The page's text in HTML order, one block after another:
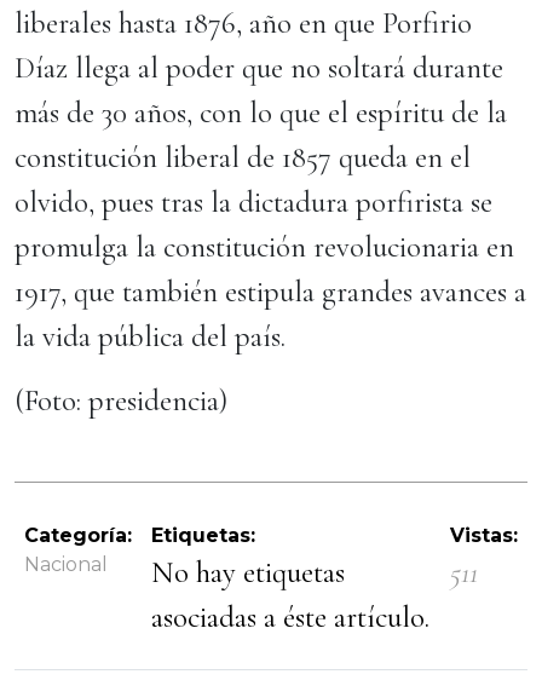
liberales hasta 1876, año en que Porfirio
Díaz llega al poder que no soltará durante
más de 30 años, con lo que el espíritu de la
constitución liberal de 1857 queda en el
olvido, pues tras la dictadura porfirista se
promulga la constitución revolucionaria en
1917, que también estipula grandes avances a
la vida pública del país.
(Foto: presidencia)
Categoría:
Nacional
Etiquetas:
No hay etiquetas
asociadas a éste artículo.
Vistas:
511